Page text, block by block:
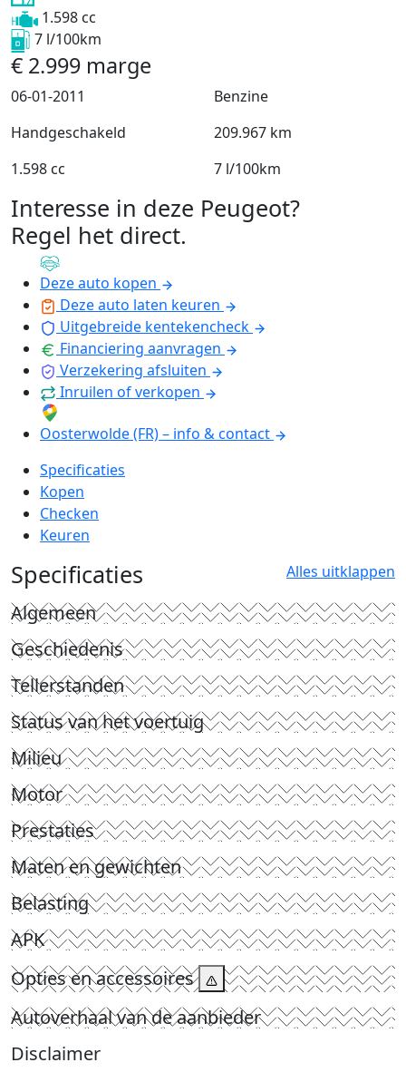
1.598 cc
7 l/100km
€ 2.999 marge
06-01-2011
Benzine
Handgeschakeld
209.967 km
1.598 cc
7 l/100km
Interesse in deze Peugeot?
Regel het direct.
Deze auto kopen
Deze auto laten keuren
Uitgebreide kentekencheck
Financiering aanvragen
Verzekering afsluiten
Inruilen of verkopen
Oosterwolde (FR) – info & contact
Specificaties
Kopen
Checken
Keuren
Specificaties Alles uitklappen
Algemeen
Geschiedenis
Tellerstanden
Status van het voertuig
Milieu
Motor
Prestaties
Maten en gewichten
Belasting
APK
Opties en accessoires
Autoverhaal van de aanbieder
Disclaimer